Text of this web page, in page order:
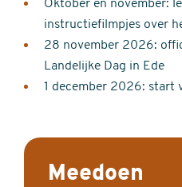
Oktober en november:
instructiefilmpjes over
28 november 2026:
Landelijke Dag in Ede
1 december 2026: start
Meedoen